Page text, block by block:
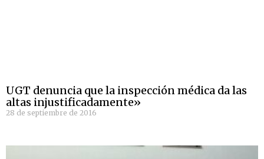
UGT denuncia que la inspección médica da las
altas injustificadamente»
28 de septiembre de 2016